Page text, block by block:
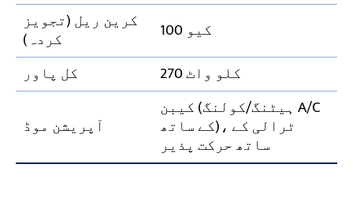
کرین ریل (تجویز
کردہ)
کیو 100
کل پاور
270 کلو واٹ
آپریشن موڈ
کیبن (ہیٹنگ/کولنگ A/C
کے ساتھ)، ٹرالی کے
ساتھ حرکت پذیر